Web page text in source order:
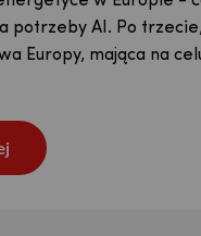
spodziewamy się
makroekonomicznej z
potrzeby AI. Po
Europy, mająca na
olbrzymią
spodziewamy się
makroekonomicznej z
potrzeby AI. Po
Europy, mająca na